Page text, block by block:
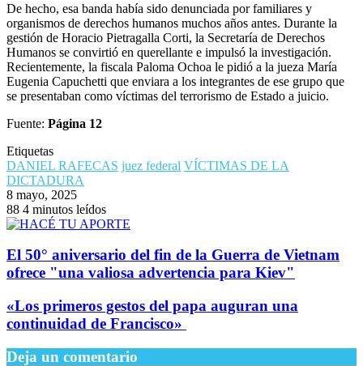
De hecho, esa banda había sido denunciada por familiares y
organismos de derechos humanos muchos años antes. Durante la
gestión de Horacio Pietragalla Corti, la Secretaría de Derechos
Humanos se convirtió en querellante e impulsó la investigación.
Recientemente, la fiscala Paloma Ochoa le pidió a la jueza María
Eugenia Capuchetti que enviara a los integrantes de ese grupo que
se presentaban como víctimas del terrorismo de Estado a juicio.
Fuente: Página 12
Etiquetas
DANIEL RAFECAS juez federal VÍCTIMAS DE LA
DICTADURA
8 mayo, 2025
88 4 minutos leídos
El 50° aniversario del fin de la Guerra de Vietnam
ofrece "una valiosa advertencia para Kiev"
​«Los primeros gestos del papa auguran una
continuidad de Francisco»
Deja un comentario